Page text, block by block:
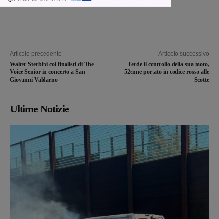
Articolo precedente
Walter Sterbini coi finalisti di The
Voice Senior in concerto a San
Giovanni Valdarno
Articolo successivo
Perde il controllo della sua moto,
52enne portato in codice rosso alle
Scotte
Ultime Notizie